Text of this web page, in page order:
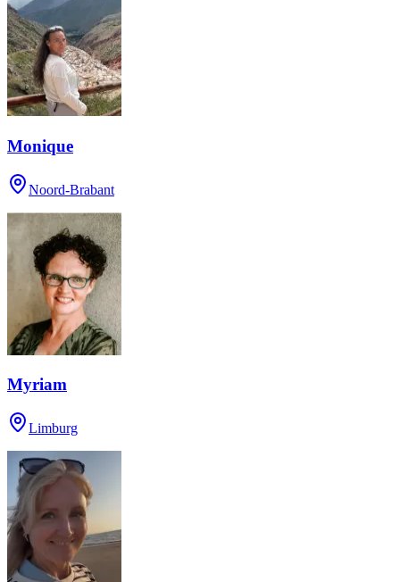
Monique
Noord-Brabant
Myriam
Limburg